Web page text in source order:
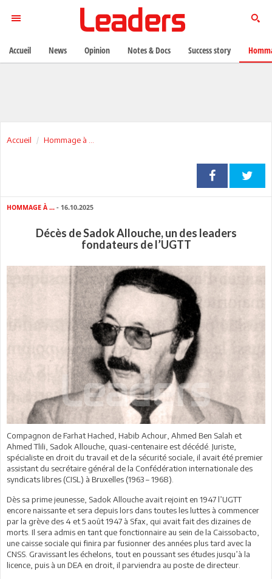
Accueil Hommage à ...
HOMMAGE À ... - 16.10.2025
Décès de Sadok Allouche, un des leaders
fondateurs de l’UGTT
Compagnon de Farhat Hached, Habib Achour, Ahmed Ben Salah et
Ahmed Tlili, Sadok Allouche, quasi-centenaire est décédé. Juriste,
spécialiste en droit du travail et de la sécurité sociale, il avait été premier
assistant du secrétaire général de la Confédération internationale des
syndicats libres (CISL) à Bruxelles (1963 – 1968).
Dès sa prime jeunesse, Sadok Allouche avait rejoint en 1947 l’UGTT
encore naissante et sera depuis lors dans toutes les luttes à commencer
par la grève des 4 et 5 août 1947 à Sfax, qui avait fait des dizaines de
morts. Il sera admis en tant que fonctionnaire au sein de la Caissobacto,
une caisse sociale qui finira par fusionner des années plus tard avec la
CNSS. Gravissant les échelons, tout en poussant ses études jusqu’à la
licence, puis à un DEA en droit, il parviendra au poste de directeur.
Accueil News Opinion Notes & Docs Success story